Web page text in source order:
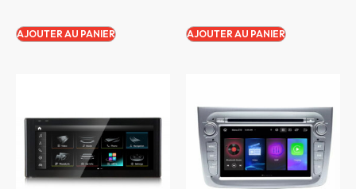
AJOUTER AU PANIER AJOUTER AU PANIER